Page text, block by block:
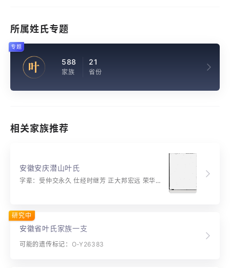
所属姓氏专题
叶 588
家族
21
省份
专题
相关家族推荐
安徽安庆潜山叶氏
字辈：受仲交永久 仕经时继芳 正大邦宏远 荣华福禄扬 绍传知有本 忠厚万年长
安徽省叶氏家族一支
可能的遗传标记：O-Y26383
研究中